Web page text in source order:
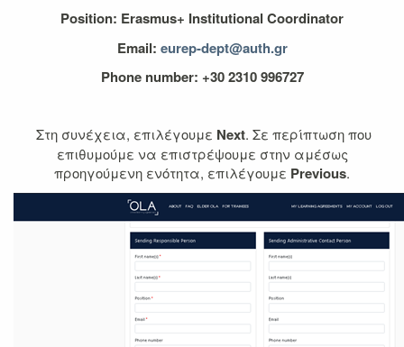
Position: Erasmus+ Institutional Coordinator
Email: eurep-dept@auth.gr
Phone number: +30 2310 996727
Στη συνέχεια, επιλέγουμε Next. Σε περίπτωση που
επιθυμούμε να επιστρέψουμε στην αμέσως
προηγούμενη ενότητα, επιλέγουμε Previous.